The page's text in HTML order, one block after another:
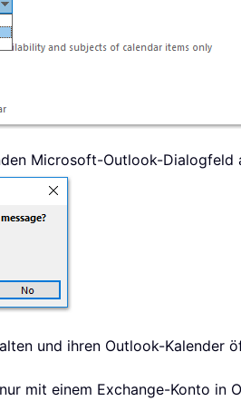
Microsoft-Outlook-Dialogfeld
und ihren Outlook-Kalender
mit einem Exchange-Konto in